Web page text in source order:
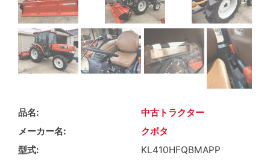
品名
中古トラクター
メーカー名
クボタ
型式
KL410HFQBMAPP